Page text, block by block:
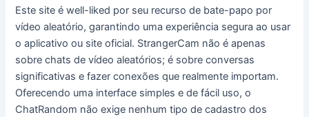
Este site é well-liked por seu recurso de bate-papo por
vídeo aleatório, garantindo uma experiência segura ao usar
o aplicativo ou site oficial. StrangerCam não é apenas
sobre chats de vídeo aleatórios; é sobre conversas
significativas e fazer conexões que realmente importam.
Oferecendo uma interface simples e de fácil uso, o
ChatRandom não exige nenhum tipo de cadastro dos